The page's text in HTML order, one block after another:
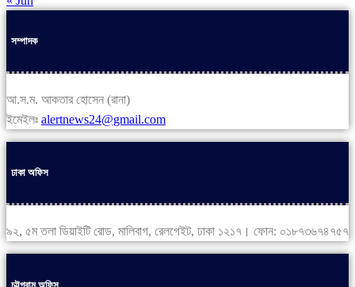
সম্পাদক
আ.স.ম. আকতার হোসেন (রানা)
ইমেইলঃ alertnews24@gmail.com
ঢাকা অফিস
৯২, ৫ম তলা ডিয়াইটি রোড, মালিবাগ, রেলগেইট, ঢাকা ১২১৭। ফোন: ০১৮৭৩৬৭৪৭৫৭